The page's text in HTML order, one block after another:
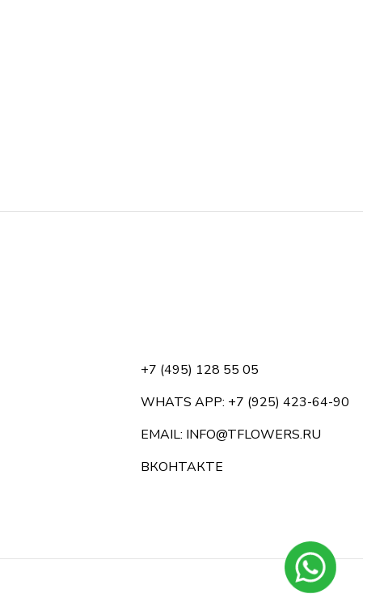
+7 (495) 128 55 05
WHATS APP: +7 (925) 423-64-90
EMAIL: INFO@TFLOWERS.RU
ВКОНТАКТЕ